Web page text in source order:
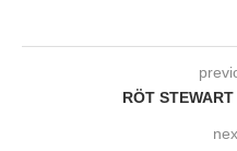
RÖT